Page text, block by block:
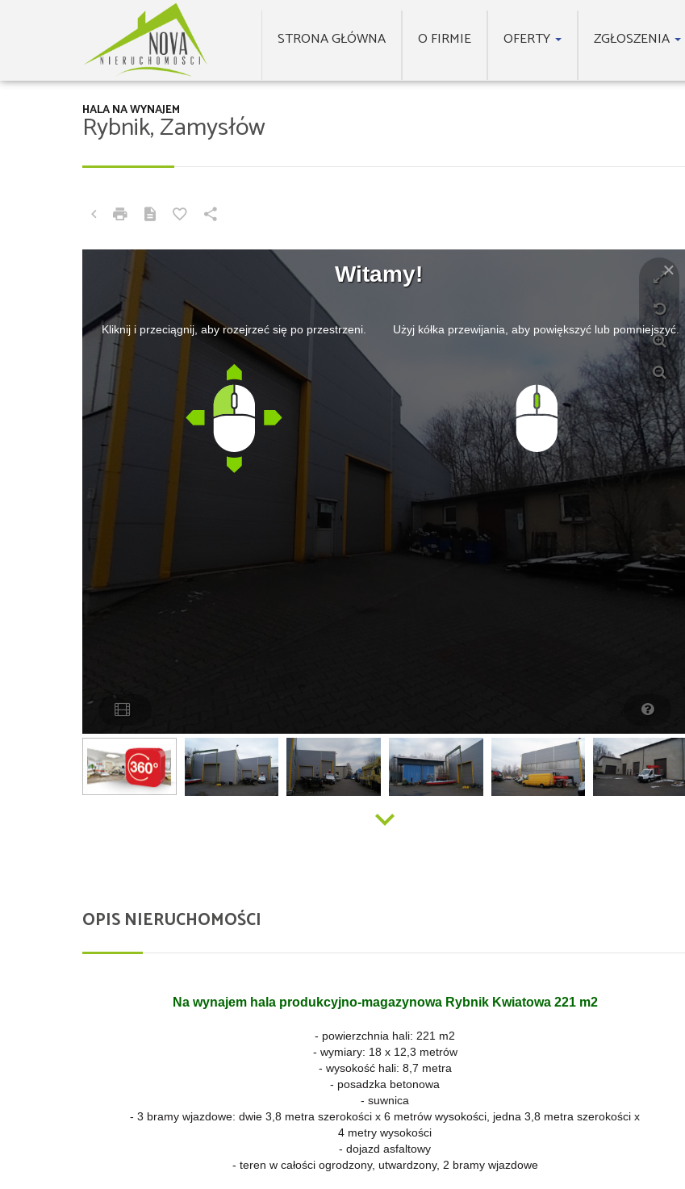
STRONA GŁÓWNA O FIRMIE OFERTY ZGŁOSZENIA
Rybnik, Zamysłów
HALA NA WYNAJEM
OPIS NIERUCHOMOŚCI
Na wynajem hala produkcyjno-magazynowa Rybnik Kwiatowa 221 m2
- powierzchnia hali: 221 m2
- wymiary: 18 x 12,3 metrów
- wysokość hali: 8,7 metra
- posadzka betonowa
- suwnica
- 3 bramy wjazdowe: dwie 3,8 metra szerokości x 6 metrów wysokości, jedna 3,8 metra szerokości x
4 metry wysokości
- dojazd asfaltowy
- teren w całości ogrodzony, utwardzony, 2 bramy wjazdowe